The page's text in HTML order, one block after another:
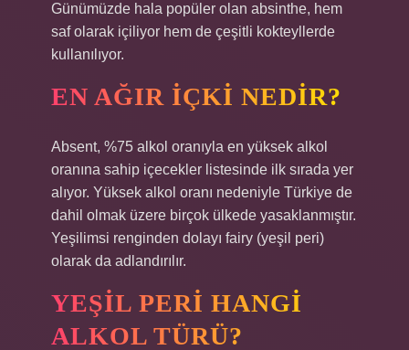
Günümüzde hala popüler olan absinthe, hem
saf olarak içiliyor hem de çeşitli kokteyllerde
kullanılıyor.
EN AĞIR IÇKI NEDIR?
Absent, %75 alkol oranıyla en yüksek alkol
oranına sahip içecekler listesinde ilk sırada yer
alıyor. Yüksek alkol oranı nedeniyle Türkiye de
dahil olmak üzere birçok ülkede yasaklanmıştır.
Yeşilimsi renginden dolayı fairy (yeşil peri)
olarak da adlandırılır.
YEŞIL PERI HANGI
ALKOL TÜRÜ?